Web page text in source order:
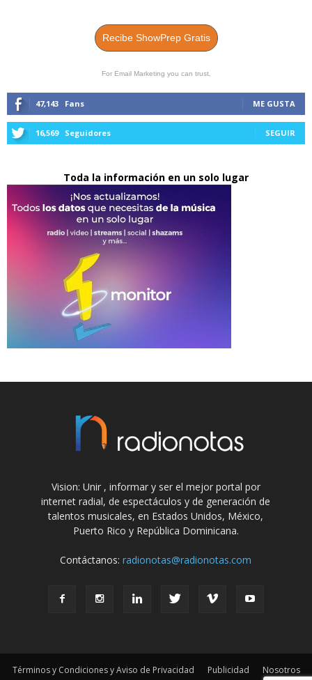
Recibe ShowPrep Gratis
For Email Marketing you can trust.
47,143 Fans ME GUSTA
16,569 Seguidores SEGUIR
Toda la información en un solo lugar
Vision: Unir , informar y ser el mejor portal por
internet radial, de espectáculos y de generación de
talentos musicales, en Estados Unidos, México,
Puerto Rico y República Dominicana.
Contáctanos:radionotas@radionotas.com
Términos y Condiciones y Aviso de Privacidad Publicidad Nosotros